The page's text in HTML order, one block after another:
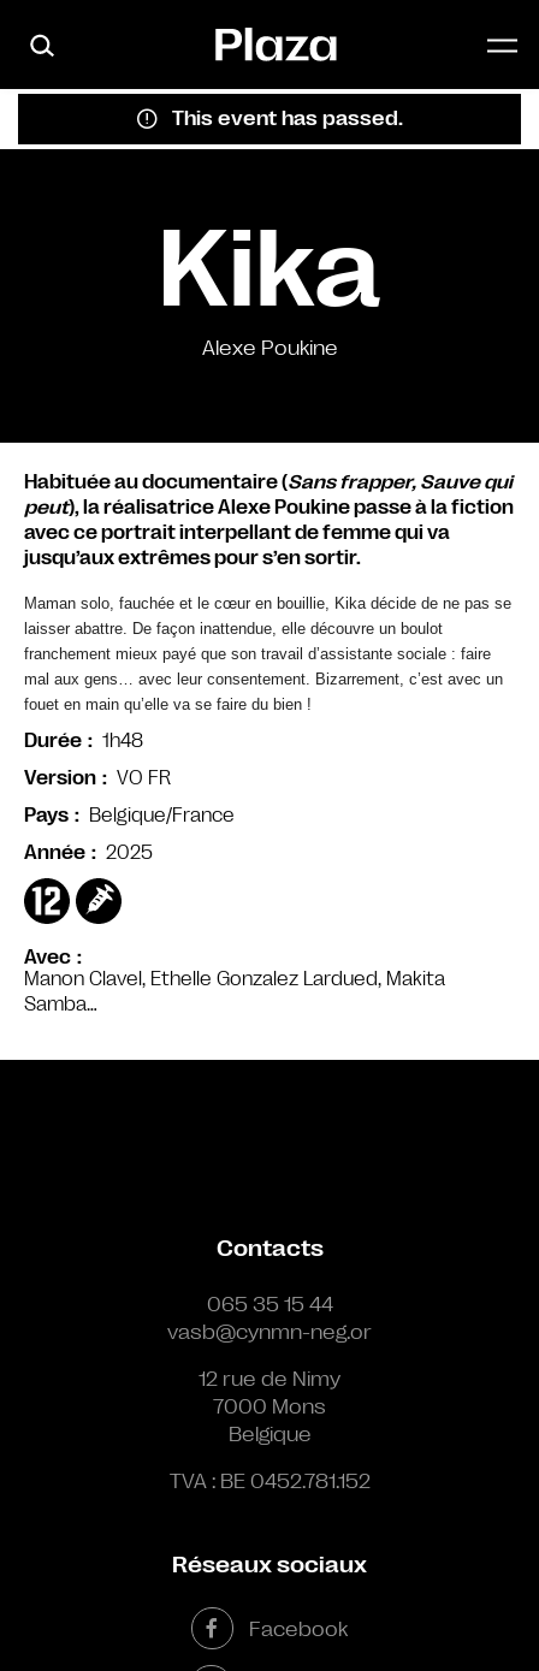
This event has passed.
Kika
Alexe Poukine
Avec
Manon Clavel, Ethelle Gonzalez Lardued, Makita
Samba…
Habituée au documentaire (Sans frapper, Sauve qui
peut), la réalisatrice Alexe Poukine passe à la fiction
avec ce portrait interpellant de femme qui va
jusqu’aux extrêmes pour s’en sortir.
Maman solo, fauchée et le cœur en bouillie, Kika décide de ne pas se
laisser abattre. De façon inattendue, elle découvre un boulot
franchement mieux payé que son travail d’assistante sociale : faire
mal aux gens… avec leur consentement. Bizarrement, c’est avec un
fouet en main qu’elle va se faire du bien !
Durée
1h48
Version
VO FR
Pays
Belgique/France
Année
2025
Contacts
065 35 15 44
vasb@cynmn-neg.or
12 rue de Nimy
7000 Mons
Belgique
TVA : BE 0452.781.152
Réseaux sociaux
Facebook